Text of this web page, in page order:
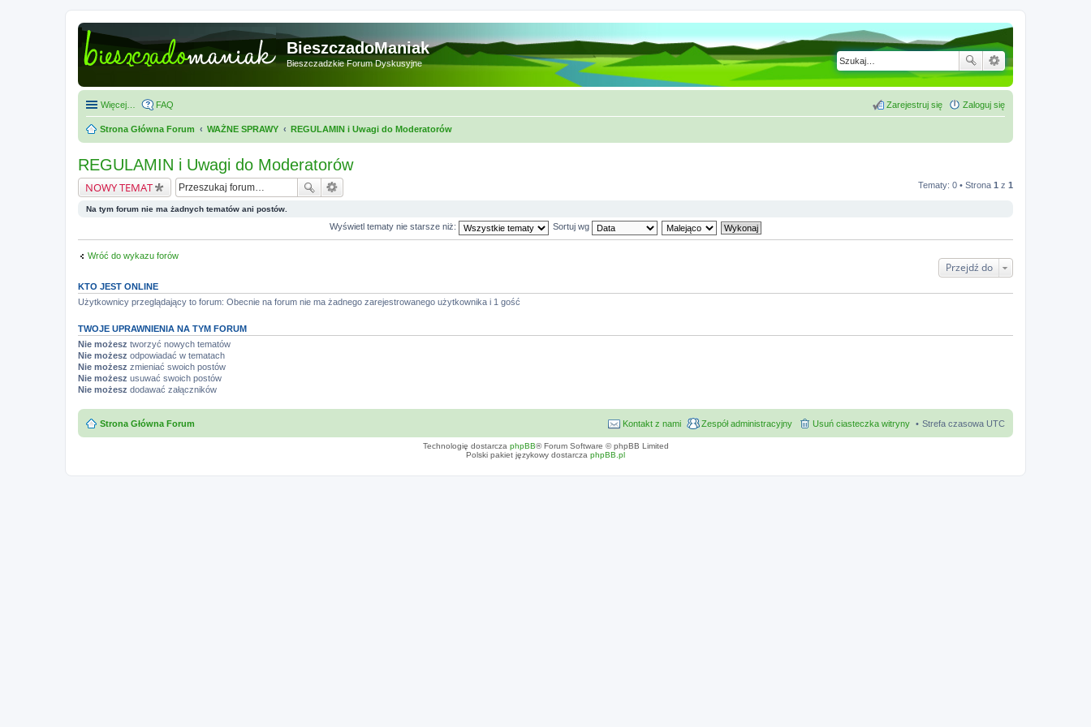
BieszczadoManiak
Bieszczadzkie Forum Dyskusyjne
Więcej… FAQ Zaloguj się
Zarejestruj się
Strona Główna Forum WAŻNE SPRAWY REGULAMIN i Uwagi do Moderatorów
REGULAMIN i Uwagi do Moderatorów
NOWY TEMAT Tematy: 0 • Strona 1 z 1
Na tym forum nie ma żadnych tematów ani postów.
Wyświetl tematy nie starsze niż: Sortuj wg
Wróć do wykazu forów
Przejdź do
KTO JEST ONLINE
Użytkownicy przeglądający to forum: Obecnie na forum nie ma żadnego zarejestrowanego użytkownika i 1 gość
TWOJE UPRAWNIENIA NA TYM FORUM
Nie możesz tworzyć nowych tematów
Nie możesz odpowiadać w tematach
Nie możesz zmieniać swoich postów
Nie możesz usuwać swoich postów
Nie możesz dodawać załączników
Strona Główna Forum Strefa czasowa UTC
Usuń ciasteczka witryny
Zespół administracyjny
Kontakt z nami
Technologię dostarcza phpBB® Forum Software © phpBB Limited
Polski pakiet językowy dostarcza phpBB.pl